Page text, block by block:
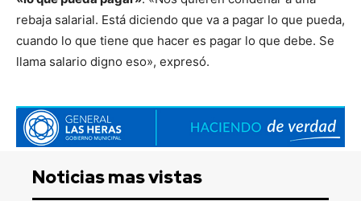
rebaja salarial. Está diciendo que va a pagar lo que pueda,
cuando lo que tiene que hacer es pagar lo que debe. Se
llama salario digno eso», expresó.
Noticias mas vistas